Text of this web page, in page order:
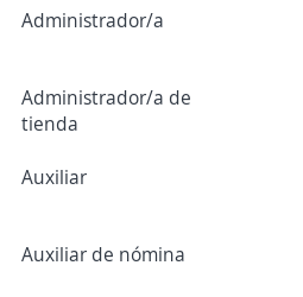
Administrador/a
Administrador/a de
tienda
Auxiliar
Auxiliar de nómina